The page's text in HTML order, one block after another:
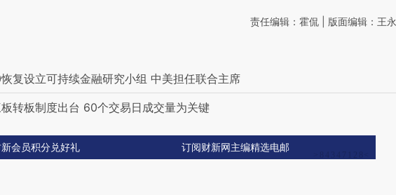
责任编辑：霍侃 | 版面编辑：王永
复设立可持续金融研究小组 中美担任联合主席
转板制度出台 60个交易日成交量为关键
新会员积分兑好礼 订阅财新网主编精选电邮